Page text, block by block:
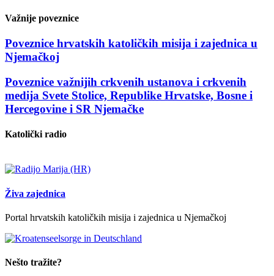
Važnije poveznice
Poveznice hrvatskih katoličkih misija i zajednica u
Njemačkoj
Poveznice važnijih crkvenih ustanova i crkvenih
medija Svete Stolice, Republike Hrvatske, Bosne i
Hercegovine i SR Njemačke
Katolički radio
Živa zajednica
Portal hrvatskih katoličkih misija i zajednica u Njemačkoj
Nešto tražite?